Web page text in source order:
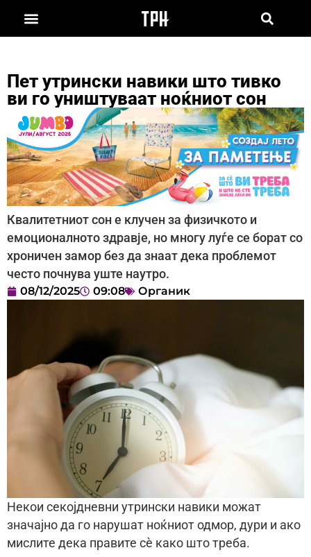
Пет утрински навики што тивко
ви го уништуваат ноќниот сон
Квалитетниот сон е клучен за физичкото и
емоционалното здравје, но многу луѓе се борат со
хроничен замор без да знаат дека проблемот
често почнува уште наутро.
08/12/2025 09:08 Органик
Некои секојдневни утрински навики можат
значајно да го нарушат ноќниот одмор, дури и ако
мислите дека правите сè како што треба.